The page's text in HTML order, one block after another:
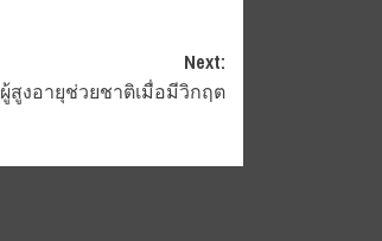
Next:
ผู้สูงอายุช่วยชาติเมื่อมีวิกฤต